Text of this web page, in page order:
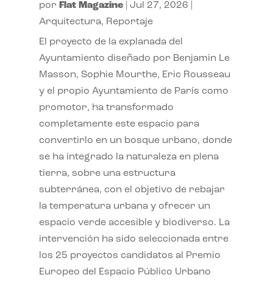
por Flat Magazine| Jul 27, 2026
Arquitectura, Reportaje
El proyecto de la explanada del
Ayuntamiento diseñado por Benjamin Le
Masson, Sophie Mourthe, Eric Rousseau
y el propio Ayuntamiento de París como
promotor, ha transformado
completamente este espacio para
convertirlo en un bosque urbano, donde
se ha integrado la naturaleza en plena
tierra, sobre una estructura
subterránea, con el objetivo de rebajar
la temperatura urbana y ofrecer un
espacio verde accesible y biodiverso. La
intervención ha sido seleccionada entre
los 25 proyectos candidatos al Premio
Europeo del Espacio Público Urbano